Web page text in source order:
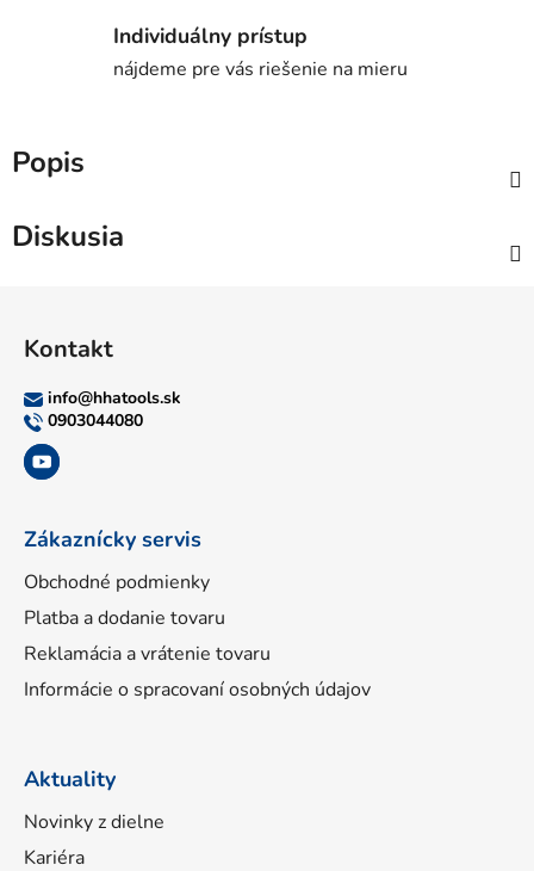
Individuálny prístup
nájdeme pre vás riešenie na mieru
Popis
Diskusia
Kontakt
info@hhatools.sk
0903044080
Zákaznícky servis
Obchodné podmienky
Platba a dodanie tovaru
Reklamácia a vrátenie tovaru
Informácie o spracovaní osobných údajov
Aktuality
Novinky z dielne
Kariéra